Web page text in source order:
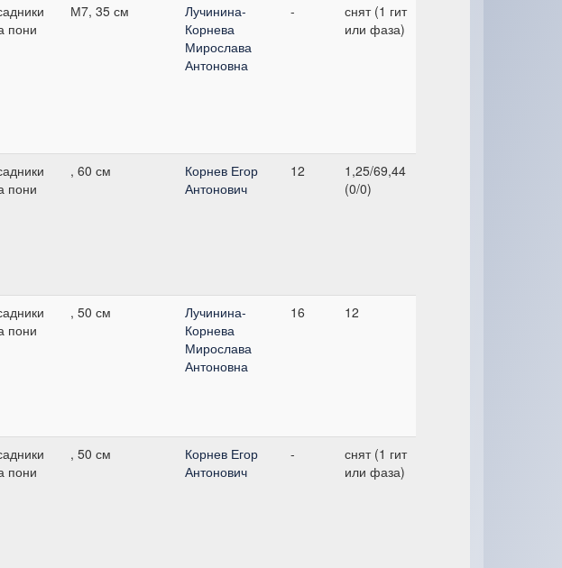
пони
М7, 35 см
Лучинина-
Корнева
Мирослава
Антоновна
-
снят (1 гит
или фаза)
пони
, 60 см
Корнев Егор
Антонович
12
1,25/69,44
(0/0)
пони
, 50 см
Лучинина-
Корнева
Мирослава
Антоновна
16 12
пони
, 50 см
Корнев Егор
Антонович
-
снят (1 гит
или фаза)